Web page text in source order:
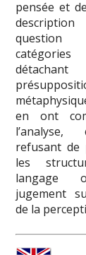
pensée et
en ont
refusant de
les
langage
jugement
de la